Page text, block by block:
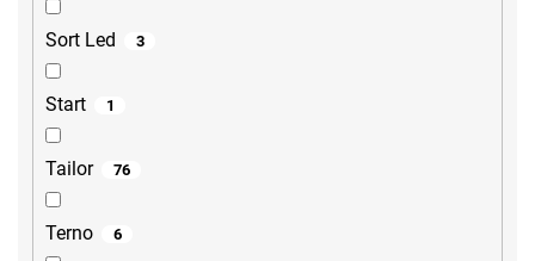
Sort Led 3
Start 1
Tailor 76
Terno 6